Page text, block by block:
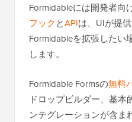
Formidableには開発者向
フックとAPIは、UIが提
Formidableを拡張したい
します。
Formidable Formsの無料
ドロップビルダー、基
ンテグレーションが含ま